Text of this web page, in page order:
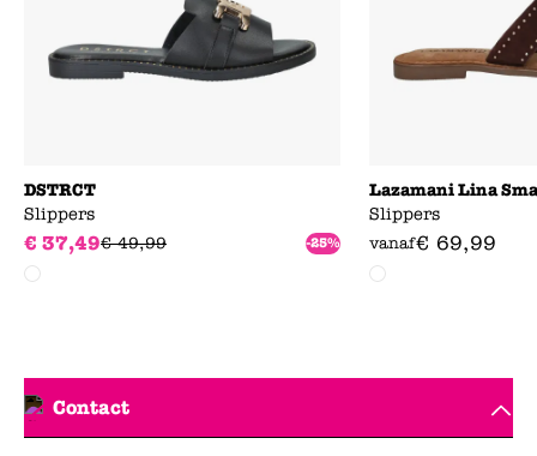
DSTRCT
Slippers
€ 37,49€ 49,99 -25%
Lazamani Lina
Slippers
vanaf€ 69,99
Contact